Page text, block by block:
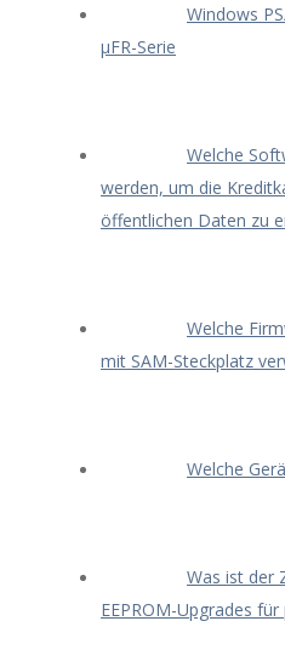
Windows
μFR-Serie
Welche
werden, um die
öffentlichen Daten zu
Welche
mit SAM-Steckplatz
Welche
Was ist der
EEPROM-Upgrades für